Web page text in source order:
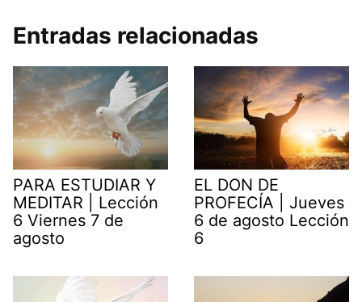
Entradas relacionadas
PARA ESTUDIAR Y
MEDITAR | Lección
6 Viernes 7 de
agosto
EL DON DE
PROFECÍA | Jueves
6 de agosto Lección
6